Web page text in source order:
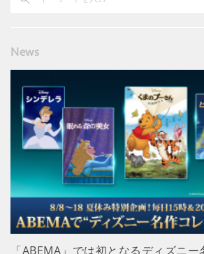
News
「ABEMA」では初となるディズニ